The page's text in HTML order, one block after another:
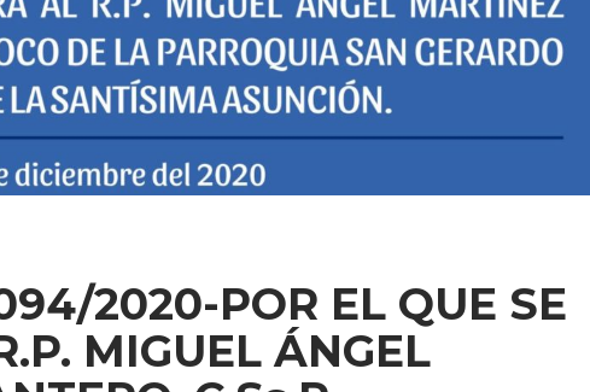
2020-POR EL QUE SE
MIGUEL ÁNGEL